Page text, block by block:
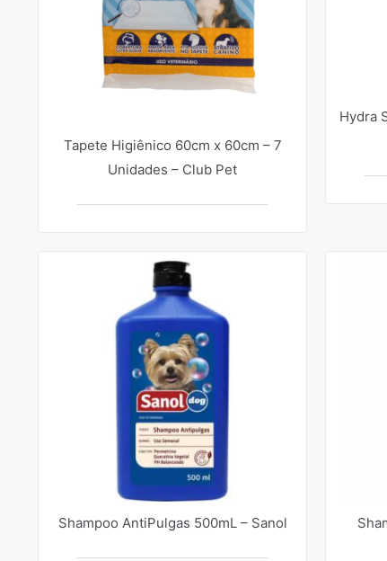
Tapete Higiênico 60cm x 60cm – 7
Unidades – Club Pet
Hydra
Shampoo AntiPulgas 500mL – Sanol